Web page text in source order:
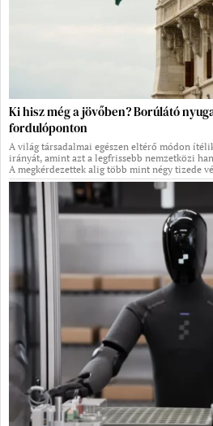
Ki hisz még a jövőben? Borúlátó
fordulóponton
A világ társadalmai egészen eltérő módon
irányát, amint azt a legfrissebb nemzetközi
A megkérdezettek alig több mint négy tizede